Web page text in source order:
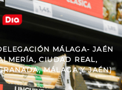
MÁLAGA- JAÉN
CIUDAD REAL,
MÁLAGA Y JAÉN)